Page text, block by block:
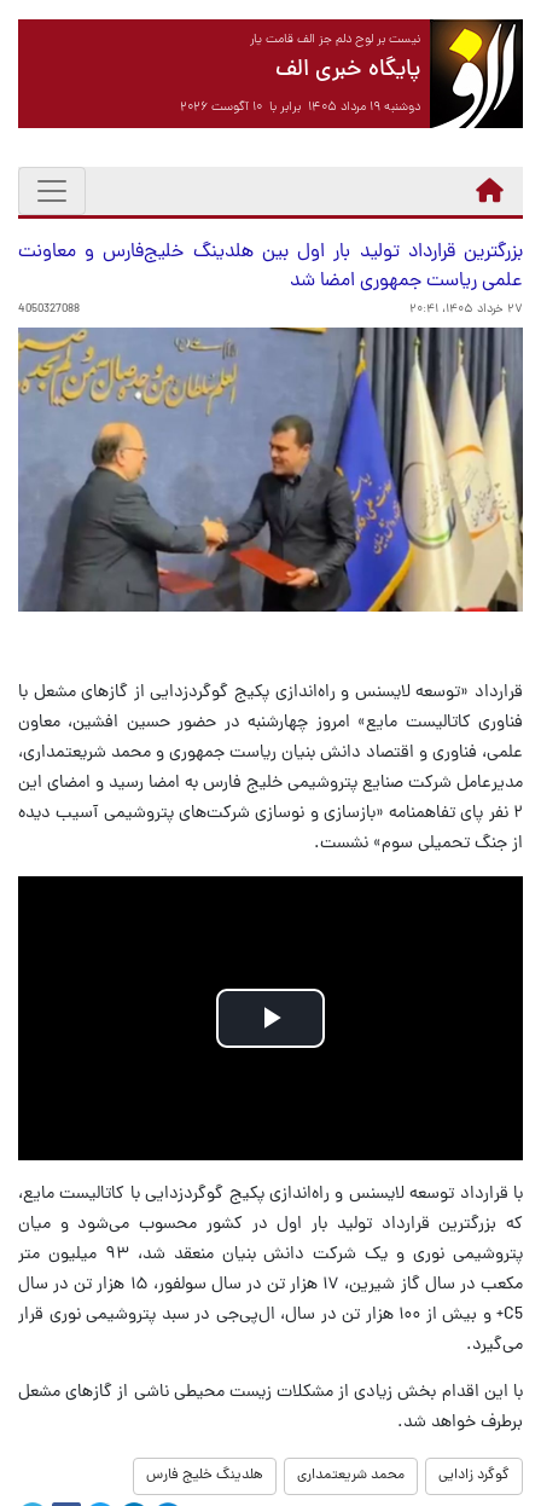
نیست بر لوح دلم جز الف قامت یار
پایگاه خبری الف
دوشنبه ۱۹ مرداد ۱۴۰۵ برابر با ۱۰ آگوست ۲۰۲۶
بزرگترین قرارداد تولید بار اول بین هلدینگ خلیج‌فارس و معاونت
علمی ریاست جمهوری امضا شد
۲۷ خرداد ۱۴۰۵، ۲۰:۴۱ 4050327088
قرارداد «توسعه لایسنس و راه‌اندازی پکیج گوگردزدایی از گازهای مشعل با
فناوری کاتالیست مایع» امروز چهارشنبه در حضور حسین افشین، معاون
علمی، فناوری و اقتصاد دانش بنیان ریاست جمهوری و محمد شریعتمداری،
مدیرعامل شرکت صنایع پتروشیمی خلیج فارس به امضا رسید و امضای این
۲ نفر پای تفاهمنامه «بازسازی و نوسازی شرکت‌های پتروشیمی آسیب دیده
از جنگ تحمیلی سوم» نشست.
Play
با قرارداد توسعه لایسنس و راه‌اندازی پکیج گوگردزدایی با کاتالیست مایع،
که بزرگترین قرارداد تولید بار اول در کشور محسوب می‌شود و میان
پتروشیمی نوری و یک شرکت دانش بنیان منعقد شد، ۹۳ میلیون متر
مکعب در سال گاز شیرین، ۱۷ هزار تن در سال سولفور، ۱۵ هزار تن در سال
C5+ و بیش از ۱۰۰ هزار تن در سال، ال‌پی‌جی در سبد پتروشیمی نوری قرار
می‌گیرد.
با این اقدام بخش زیادی از مشکلات زیست محیطی ناشی از گازهای مشعل
برطرف خواهد شد.
گوگرد زادایی محمد شریعتمداری هلدینگ خلیج فارس